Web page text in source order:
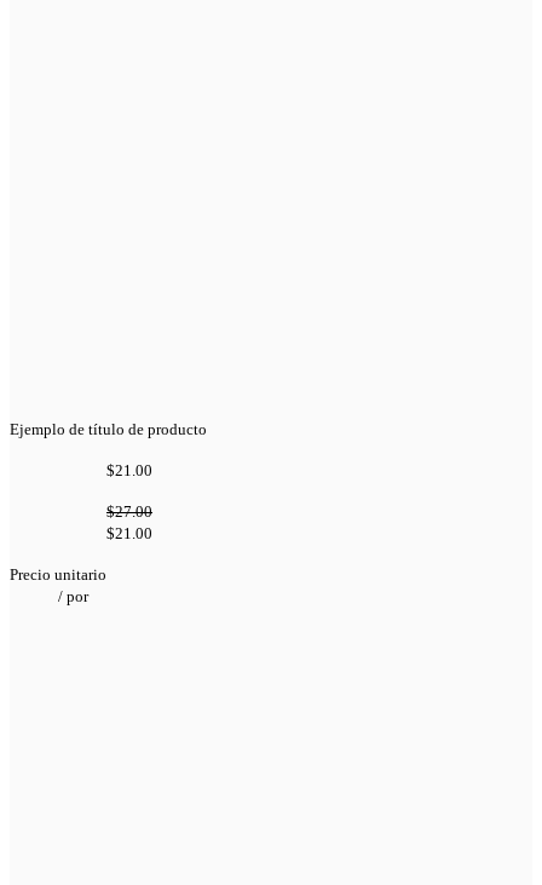
Ejemplo de título de producto
$21.00
$27.00
$21.00
Precio unitario
/ por